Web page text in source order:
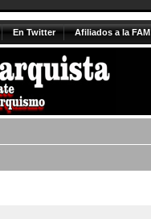
En Twitter Afiliados a la FAM